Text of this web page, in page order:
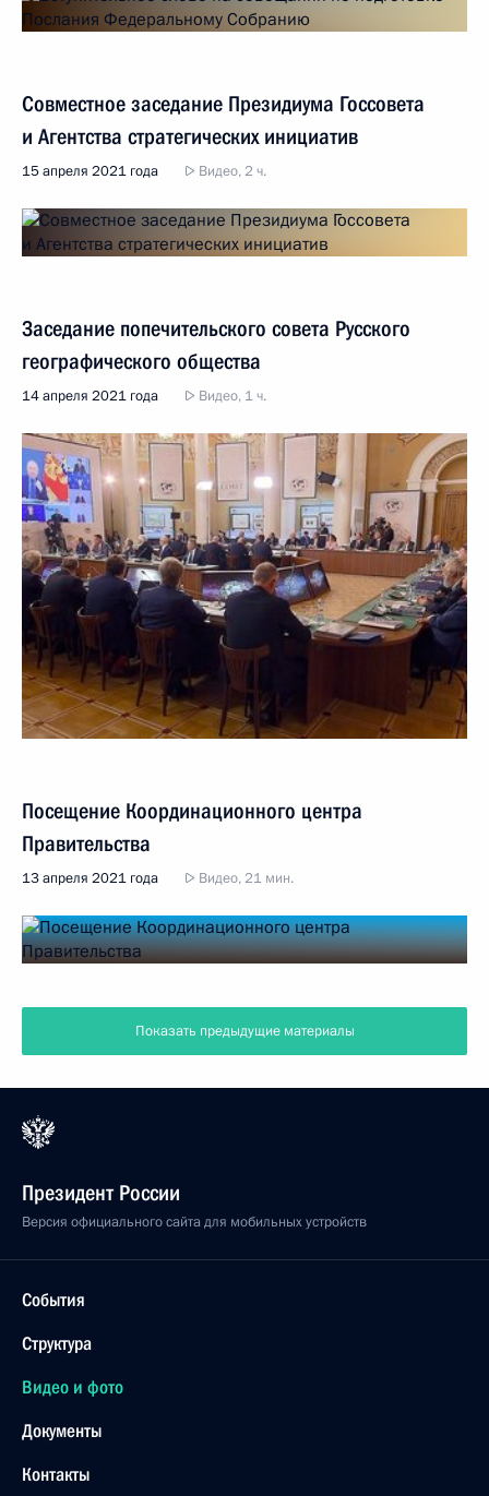
Совместное заседание Президиума Госсовета
и Агентства стратегических инициатив
15 апреля 2021 года Видео, 2 ч.
Заседание попечительского совета Русского
географического общества
14 апреля 2021 года Видео, 1 ч.
Посещение Координационного центра
Правительства
13 апреля 2021 года Видео, 21 мин.
Показать предыдущие материалы
Президент России
Версия официального сайта для мобильных устройств
События
Структура
Видео и фото
Документы
Контакты